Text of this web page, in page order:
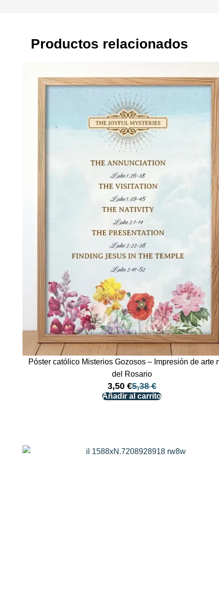
Productos relacionados
Póster católico Misterios Gozosos – Impresión de arte
del Rosario
5,38€
3,50 €
Añadir al carrito